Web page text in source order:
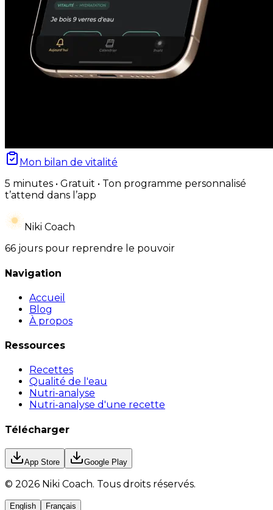
Mon bilan de vitalité
5 minutes • Gratuit • Ton programme personnalisé
t’attend dans l’app
Niki Coach
66 jours pour reprendre le pouvoir
Navigation
Accueil
Blog
À propos
Ressources
Recettes
Qualité de l'eau
Nutri-analyse
Nutri-analyse d'une recette
Télécharger
App Store Google Play
© 2026 Niki Coach. Tous droits réservés.
English Français